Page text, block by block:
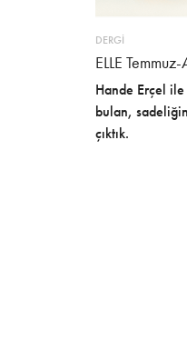
DERGİ
ELLE
Hande Erçel ile
bulan,
çıktık.